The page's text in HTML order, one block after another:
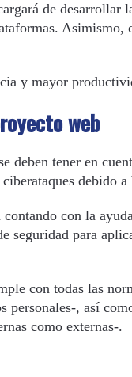
de desarrollar
Asimismo,
y mayor
web
deben tener en
debido
con la
seguridad para
con todas las
personales-, así
como externas-.